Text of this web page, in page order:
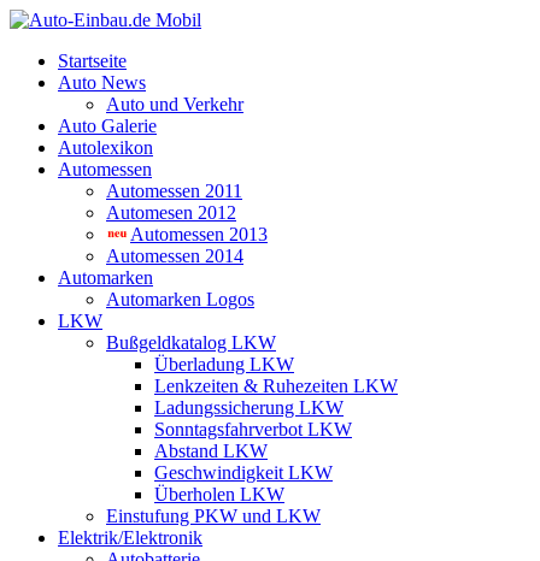
Startseite
Auto News
Auto und Verkehr
Auto Galerie
Autolexikon
Automessen
Automessen 2011
Automesen 2012
Automessen 2013
Automessen 2014
Automarken
Automarken Logos
LKW
Bußgeldkatalog LKW
Überladung LKW
Lenkzeiten & Ruhezeiten LKW
Ladungssicherung LKW
Sonntagsfahrverbot LKW
Abstand LKW
Geschwindigkeit LKW
Überholen LKW
Einstufung PKW und LKW
Elektrik/Elektronik